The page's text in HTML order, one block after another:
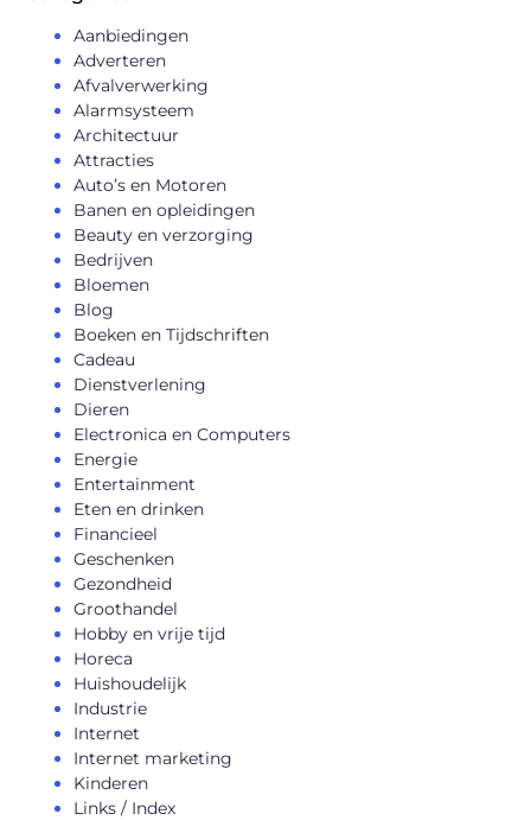
Aanbiedingen
Adverteren
Afvalverwerking
Alarmsysteem
Architectuur
Attracties
Auto’s en Motoren
Banen en opleidingen
Beauty en verzorging
Bedrijven
Bloemen
Blog
Boeken en Tijdschriften
Cadeau
Dienstverlening
Dieren
Electronica en Computers
Energie
Entertainment
Eten en drinken
Financieel
Geschenken
Gezondheid
Groothandel
Hobby en vrije tijd
Horeca
Huishoudelijk
Industrie
Internet
Internet marketing
Kinderen
Links / Index